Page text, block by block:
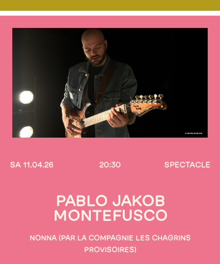
SA 11.04.26 20:30 SPECTACLE
PABLO JAKOB
MONTEFUSCO
NONNA (PAR LA COMPAGNIE LES CHAGRINS
PROVISOIRES)